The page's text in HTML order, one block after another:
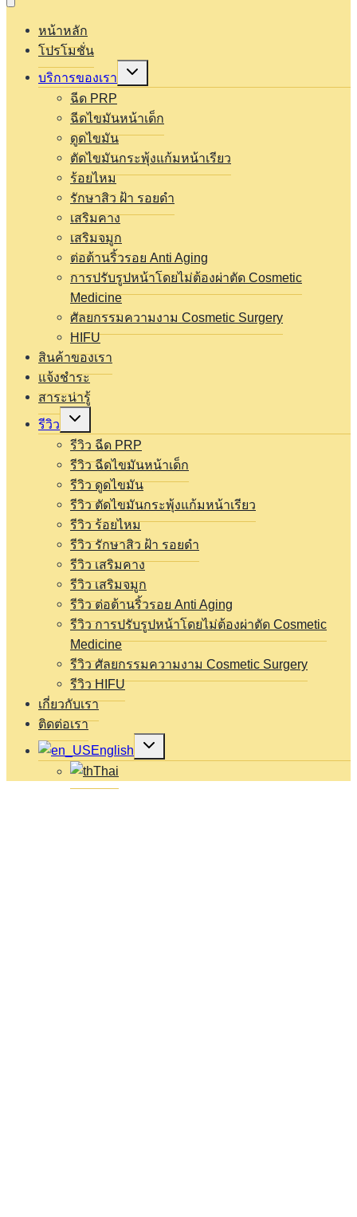
หน้าหลัก
โปรโมชั่น
บริการของเรา
Expand
menu
ฉีด PRP
ฉีดไขมันหน้าเด็ก
ดูดไขมัน
ตัดไขมันกระพุ้งแก้มหน้าเรียว
ร้อยไหม
รักษาสิว ฝ้า รอยดำ
เสริมคาง
เสริมจมูก
ต่อต้านริ้วรอย Anti Aging
การปรับรูปหน้าโดยไม่ต้องผ่าตัด Cosmetic
Medicine
ศัลยกรรมความงาม Cosmetic Surgery
HIFU
สินค้าของเรา
แจ้งชำระ
สาระน่ารู้
รีวิว
Expand
menu
รีวิว ฉีด PRP
รีวิว ฉีดไขมันหน้าเด็ก
รีวิว ดูดไขมัน
รีวิว ตัดไขมันกระพุ้งแก้มหน้าเรียว
รีวิว ร้อยไหม
รีวิว รักษาสิว ฝ้า รอยดำ
รีวิว เสริมคาง
รีวิว เสริมจมูก
รีวิว ต่อต้านริ้วรอย Anti Aging
รีวิว การปรับรูปหน้าโดยไม่ต้องผ่าตัด Cosmetic
Medicine
รีวิว ศัลยกรรมความงาม Cosmetic Surgery
รีวิว HIFU
เกี่ยวกับเรา
ติดต่อเรา
English
Expand
menu
Thai